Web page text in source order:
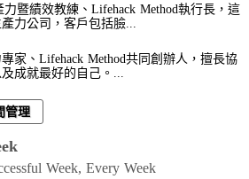
力暨績效教練、Lifehack Method執行長，這
力公司，客戶包括臉...
家、Lifehack Method共同創辦人，擅長協
成就最好的自己。...
管理
Week, Every Week